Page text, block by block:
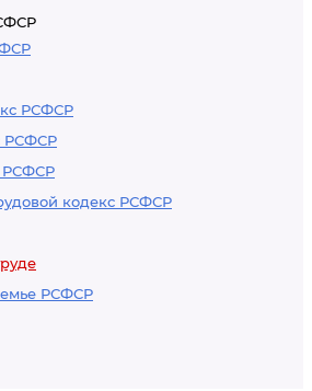
РСФСР
РСФСР
РСФСР
кодекс РСФСР
РСФСР